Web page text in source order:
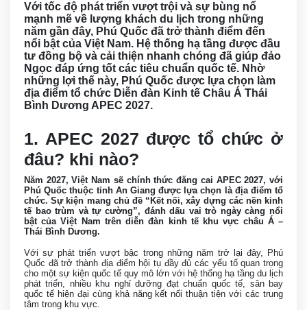
Với tốc độ phát triển vượt trội và sự bùng nổ
mạnh mẽ về lượng khách du lịch trong những
năm gần đây, Phú Quốc đã trở thành điểm đến
nổi bật của Việt Nam. Hệ thống hạ tầng được đầu
tư đồng bộ và cải thiện nhanh chóng đã giúp đảo
Ngọc đáp ứng tốt các tiêu chuẩn quốc tế. Nhờ
những lợi thế này, Phú Quốc được lựa chọn làm
địa điểm tổ chức Diễn đàn Kinh tế Châu Á Thái
Bình Dương APEC 2027.
1. APEC 2027 được tổ chức ở
đâu? khi nào?
Năm 2027, Việt Nam sẽ chính thức đăng cai APEC 2027, với
Phú Quốc thuộc tỉnh An Giang được lựa chọn là địa điểm tổ
chức. Sự kiện mang chủ đề “Kết nối, xây dựng các nền kinh
tế bao trùm và tự cường”, đánh dấu vai trò ngày càng nổi
bật của Việt Nam trên diễn đàn kinh tế khu vực châu Á –
Thái Bình Dương.
Với sự phát triển vượt bậc trong những năm trở lại đây, Phú
Quốc đã trở thành địa điểm hội tụ đầy đủ các yếu tố quan trọng
cho một sự kiện quốc tế quy mô lớn với hệ thống hạ tầng du lịch
phát triển, nhiều khu nghỉ dưỡng đạt chuẩn quốc tế, sân bay
quốc tế hiện đại cùng khả năng kết nối thuận tiện với các trung
tâm trong khu vực.